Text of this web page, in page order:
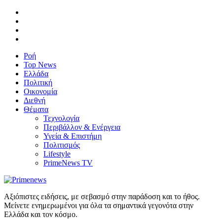
Ροή
Top News
Ελλάδα
Πολιτική
Οικονομία
Διεθνή
Θέματα
Τεχνολογία
Περιβάλλον & Ενέργεια
Υγεία & Επιστήμη
Πολιτισμός
Lifestyle
PrimeNews TV
Αξιόπιστες ειδήσεις, με σεβασμό στην παράδοση και το ήθος.
Μείνετε ενημερωμένοι για όλα τα σημαντικά γεγονότα στην
Ελλάδα και τον κόσμο.